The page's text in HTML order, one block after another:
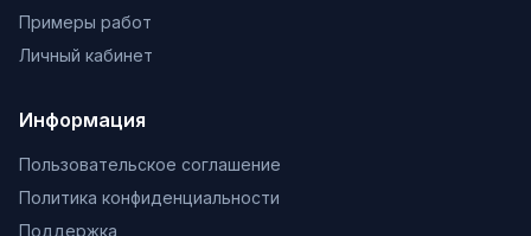
Примеры работ
Личный кабинет
Информация
Пользовательское соглашение
Политика конфиденциальности
Поддержка